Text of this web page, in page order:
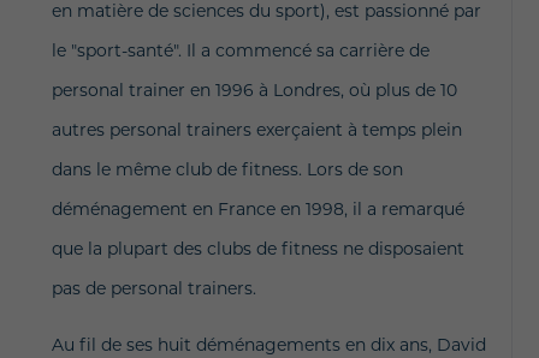
en matière de sciences du sport), est passionné par
le "sport-santé". Il a commencé sa carrière de
personal trainer en 1996 à Londres, où plus de 10
autres personal trainers exerçaient à temps plein
dans le même club de fitness. Lors de son
déménagement en France en 1998, il a remarqué
que la plupart des clubs de fitness ne disposaient
pas de personal trainers.
Au fil de ses huit déménagements en dix ans, David